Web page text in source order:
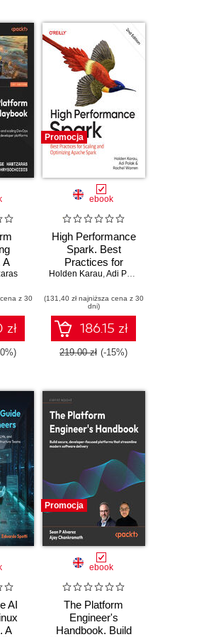
A
to
z 30
zł
Promocja
ebook
High Performance
Spark. Best
Practices for
Scaling and
Spark. 2nd Edition
Holden Karau,Adi Polak
(131,40 zł najniższa cena z 30
dni)
186.15 zł
219.00 zł (-15%)
AI
A
Promocja
ebook
The Platform
Engineer's
Handbook. Build